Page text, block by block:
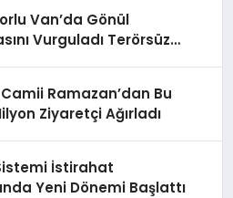
Van’da Gönül
Vurguladı Terörsüz
Ramazan’dan Bu
Ziyaretçi Ağırladı
İstirahat
Yeni Dönemi Başlattı